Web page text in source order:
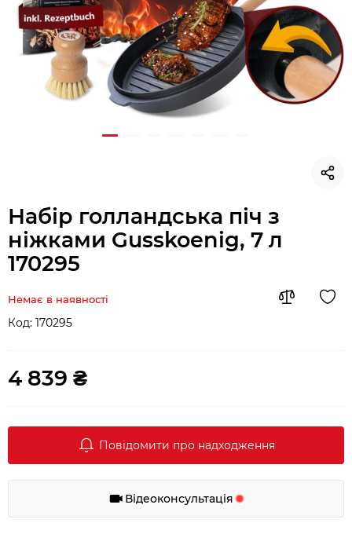
Набір голландська піч з
ніжками Gusskoenig, 7 л
170295
Немає в наявності
Код: 170295
4 839 ₴
Повідомити про надходження
Відеоконсультація